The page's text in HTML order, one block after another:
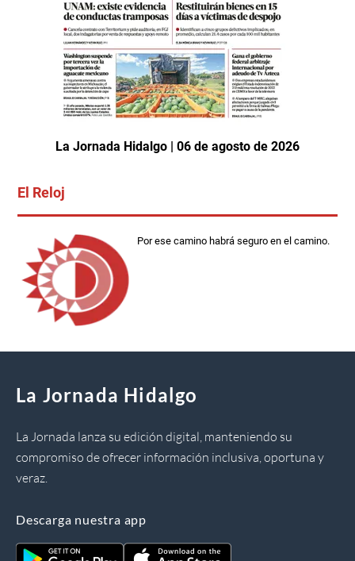
La Jornada Hidalgo | 06 de agosto de 2026
El Reloj
Por ese camino habrá seguro en el camino.
La Jornada Hidalgo
La Jornada lanza su edición digital, manteniendo su
compromiso de ofrecer información inclusiva, oportuna y
veraz.
Descarga nuestra app